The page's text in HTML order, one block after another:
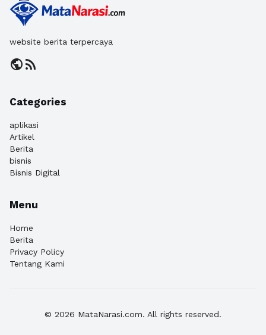
website berita terpercaya
publicrss_feed
Categories
aplikasi
Artikel
Berita
bisnis
Bisnis Digital
Menu
Home
Berita
Privacy Policy
Tentang Kami
© 2026 MataNarasi.com. All rights reserved.